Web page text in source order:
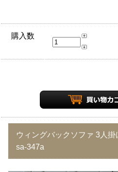
購入数
ウィングバックソファ 3人
sa-347a